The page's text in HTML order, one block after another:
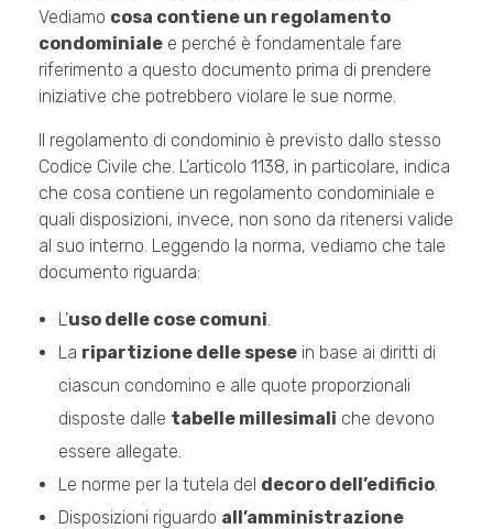
Vediamo cosa contiene un regolamento
condominiale e perché è fondamentale fare
riferimento a questo documento prima di prendere
iniziative che potrebbero violare le sue norme.
Il regolamento di condominio è previsto dallo stesso
Codice Civile che. L’articolo 1138, in particolare, indica
che cosa contiene un regolamento condominiale e
quali disposizioni, invece, non sono da ritenersi valide
al suo interno. Leggendo la norma, vediamo che tale
documento riguarda:
L’uso delle cose comuni
La ripartizione delle spesein base ai diritti di
ciascun condomino e alle quote proporzionali
disposte dalle tabelle millesimali che devono
essere allegate.
Le norme per la tutela del decoro dell’edificio.
Disposizioni riguardo all’amministrazione